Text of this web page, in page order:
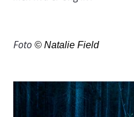
Foto © Natalie Field